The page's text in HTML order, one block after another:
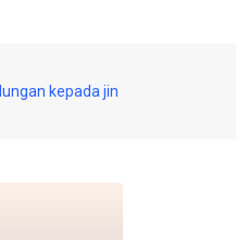
kepada jin